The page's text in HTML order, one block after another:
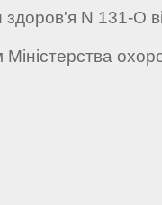
здоров'я N 131-